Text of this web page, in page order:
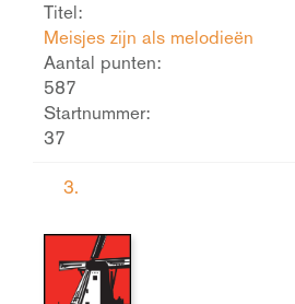
Titel:
Meisjes zijn als melodieën
Aantal punten:
587
Startnummer:
37
3.